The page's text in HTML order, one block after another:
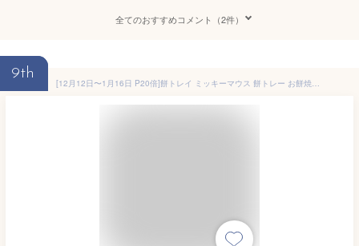
全てのおすすめコメント（2件）
9th
[12月12日〜1月16日 P20倍]餅トレイ ミッキーマウス 餅トレー お餅焼きトレー 餅焼き 電子レンジ レンジ調理 スケーター